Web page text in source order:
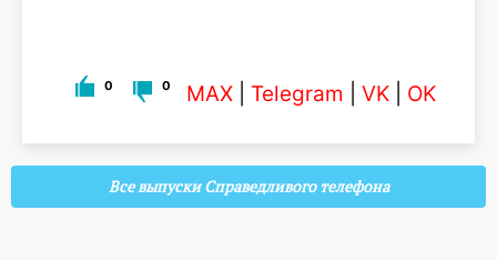
0 0 MAX Telegram VK OK
Все выпуски Справедливого телефона